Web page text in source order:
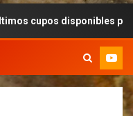
disponibles para